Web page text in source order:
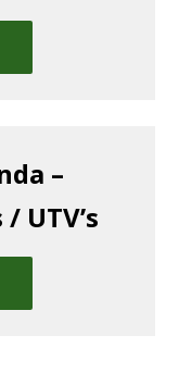
–
UTV’s